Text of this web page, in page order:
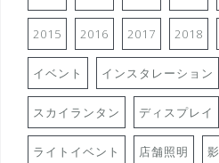
2015 2016 2017 2018
イベント インスタレーション
スカイランタン ディスプレイ
ライトイベント 店舗照明 影